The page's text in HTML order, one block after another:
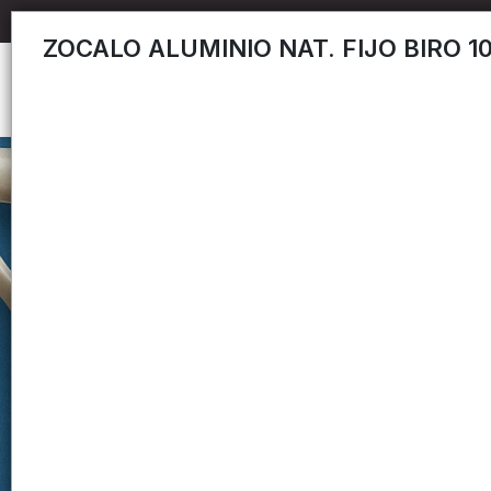
ZOCALO ALUMINIO NAT. FIJO BIRO